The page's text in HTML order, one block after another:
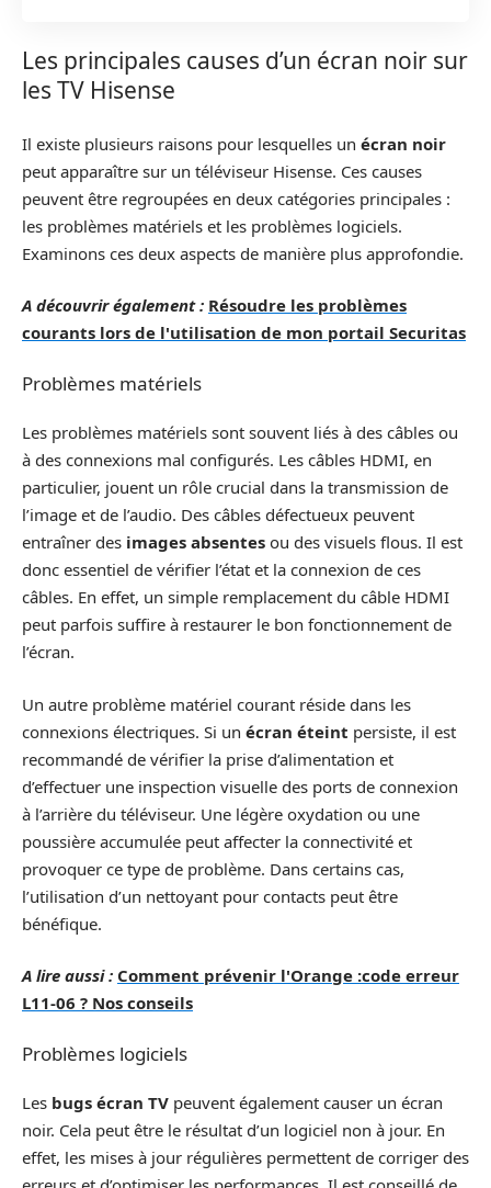
Les principales causes d’un écran noir sur
les TV Hisense
Il existe plusieurs raisons pour lesquelles un écran noir
peut apparaître sur un téléviseur Hisense. Ces causes
peuvent être regroupées en deux catégories principales :
les problèmes matériels et les problèmes logiciels.
Examinons ces deux aspects de manière plus approfondie.
A découvrir également : Résoudre les problèmes
courants lors de l'utilisation de mon portail Securitas
Problèmes matériels
Les problèmes matériels sont souvent liés à des câbles ou
à des connexions mal configurés. Les câbles HDMI, en
particulier, jouent un rôle crucial dans la transmission de
l’image et de l’audio. Des câbles défectueux peuvent
entraîner des images absentes ou des visuels flous. Il est
donc essentiel de vérifier l’état et la connexion de ces
câbles. En effet, un simple remplacement du câble HDMI
peut parfois suffire à restaurer le bon fonctionnement de
l’écran.
Un autre problème matériel courant réside dans les
connexions électriques. Si un écran éteint persiste, il est
recommandé de vérifier la prise d’alimentation et
d’effectuer une inspection visuelle des ports de connexion
à l’arrière du téléviseur. Une légère oxydation ou une
poussière accumulée peut affecter la connectivité et
provoquer ce type de problème. Dans certains cas,
l’utilisation d’un nettoyant pour contacts peut être
bénéfique.
A lire aussi : Comment prévenir l'Orange :code erreur
L11-06 ? Nos conseils
Problèmes logiciels
Les bugs écran TV peuvent également causer un écran
noir. Cela peut être le résultat d’un logiciel non à jour. En
effet, les mises à jour régulières permettent de corriger des